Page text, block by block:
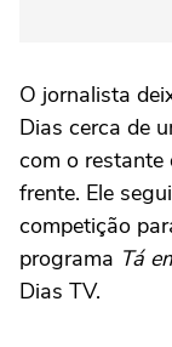
O jornalista
Dias cerca de
com o restante
frente. Ele
competição
programa Tá
Dias TV.